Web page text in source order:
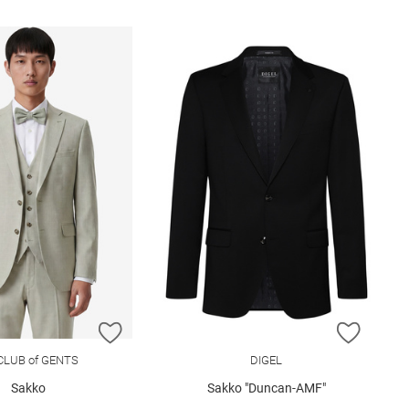
HINZUFÜGEN
of GENTS
Sakko
ZUR
DIGEL
Sakko "Duncan-AMF"